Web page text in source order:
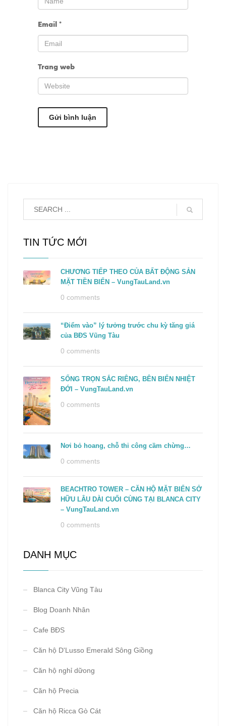
Email *
Trang web
TIN TỨC MỚI
CHƯƠNG TIẾP THEO CỦA BẤT ĐỘNG SẢN
MẶT TIỀN BIỂN – VungTauLand.vn
0 comments
“Điểm vào” lý tưởng trước chu kỳ tăng giá
của BĐS Vũng Tàu
0 comments
SỐNG TRỌN SẮC RIÊNG, BÊN BIỂN NHIỆT
ĐỚI – VungTauLand.vn
0 comments
Nơi bỏ hoang, chỗ thi công cầm chừng…
0 comments
BEACHTRO TOWER – CĂN HỘ MẶT BIỂN SỞ
HỮU LÂU DÀI CUỐI CÙNG TẠI BLANCA CITY
– VungTauLand.vn
0 comments
DANH MỤC
Blanca City Vũng Tàu
Blog Doanh Nhân
Cafe BĐS
Căn hộ D'Lusso Emerald Sông Giồng
Căn hộ nghỉ dữong
Căn hộ Precia
Căn hộ Ricca Gò Cát